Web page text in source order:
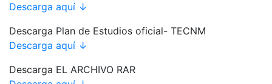
Descarga aquí ↓
Descarga Plan de Estudios oficial- TECNM
Descarga aquí ↓
Descarga EL ARCHIVO RAR